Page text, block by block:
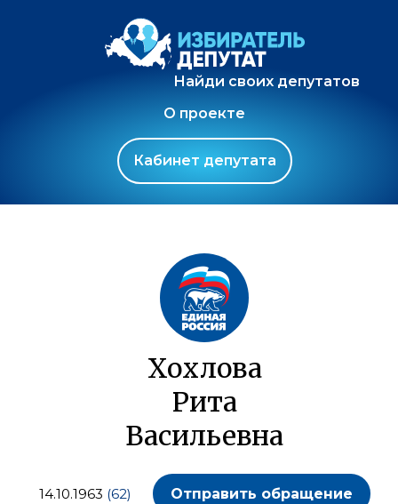
Найди своих депутатов
О проекте
Кабинет депутата
Хохлова
Рита
Васильевна
14.10.1963 (62) Отправить обращение